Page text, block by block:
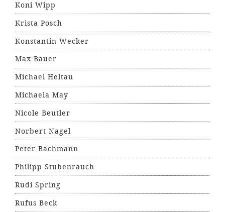
Koni Wipp
Krista Posch
Konstantin Wecker
Max Bauer
Michael Heltau
Michaela May
Nicole Beutler
Norbert Nagel
Peter Bachmann
Philipp Stubenrauch
Rudi Spring
Rufus Beck